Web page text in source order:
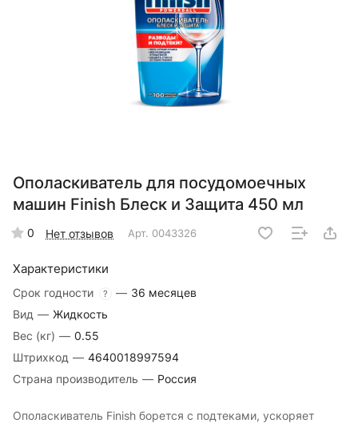
Ополаскиватель для посудомоечных
машин Finish Блеск и Защита 450 мл
0 Нет отзывов Арт. 0043326
Характеристики
Срок годности ? — 36 месяцев
Вид — Жидкость
Вес (кг) — 0.55
Штрихкод — 4640018997594
Страна производитель — Россия
Ополаскиватель Finish борется с подтеками, ускоряет